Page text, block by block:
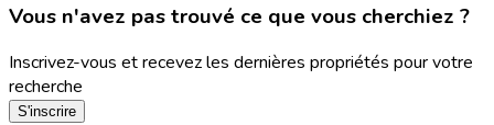
Vous n'avez pas trouvé ce que vous cherchiez ?
Inscrivez-vous et recevez les dernières propriétés pour votre
recherche
S'inscrire